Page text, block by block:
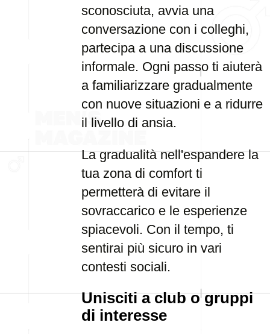
sconosciuta, avvia una
conversazione con i colleghi,
partecipa a una discussione
informale. Ogni passo ti aiuterà
a familiarizzare gradualmente
con nuove situazioni e a ridurre
il livello di ansia.
La gradualità nell'espandere la
tua zona di comfort ti
permetterà di evitare il
sovraccarico e le esperienze
spiacevoli. Con il tempo, ti
sentirai più sicuro in vari
contesti sociali.
Unisciti a club o gruppi
di interesse